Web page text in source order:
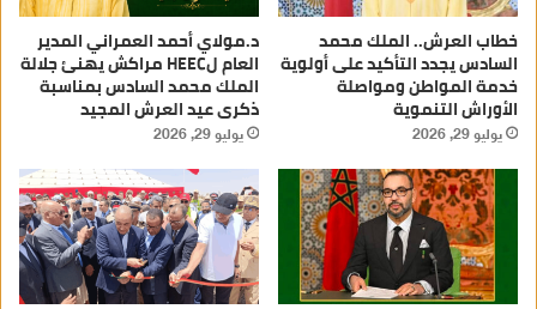
خطاب العرش.. الملك محمد
السادس يجدد التأكيد على أولوية
خدمة المواطن ومواصلة
الأوراش التنموية
يوليو 29, 2026
د.مولاي أحمد العمراني المدير
العام لHEEC مراكش يهنئ جلالة
الملك محمد السادس بمناسبة
ذكرى عيد العرش المجيد
يوليو 29, 2026